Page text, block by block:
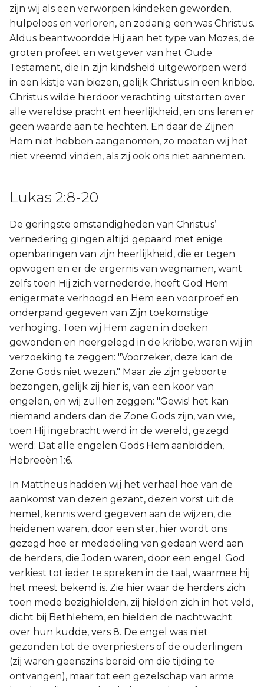
zijn wij als een verworpen kindeken geworden,
hulpeloos en verloren, en zodanig een was Christus.
Aldus beantwoordde Hij aan het type van Mozes, de
groten profeet en wetgever van het Oude
Testament, die in zijn kindsheid uitgeworpen werd
in een kistje van biezen, gelijk Christus in een kribbe.
Christus wilde hierdoor verachting uitstorten over
alle wereldse pracht en heerlijkheid, en ons leren er
geen waarde aan te hechten. En daar de Zijnen
Hem niet hebben aangenomen, zo moeten wij het
niet vreemd vinden, als zij ook ons niet aannemen.
Lukas 2:8-20
De geringste omstandigheden van Christus’
vernedering gingen altijd gepaard met enige
openbaringen van zijn heerlijkheid, die er tegen
opwogen en er de ergernis van wegnamen, want
zelfs toen Hij zich vernederde, heeft God Hem
enigermate verhoogd en Hem een voorproef en
onderpand gegeven van Zijn toekomstige
verhoging. Toen wij Hem zagen in doeken
gewonden en neergelegd in de kribbe, waren wij in
verzoeking te zeggen: "Voorzeker, deze kan de
Zone Gods niet wezen." Maar zie zijn geboorte
bezongen, gelijk zij hier is, van een koor van
engelen, en wij zullen zeggen: "Gewis! het kan
niemand anders dan de Zone Gods zijn, van wie,
toen Hij ingebracht werd in de wereld, gezegd
werd: Dat alle engelen Gods Hem aanbidden,
Hebreeën 1:6.
In Mattheüs hadden wij het verhaal hoe van de
aankomst van dezen gezant, dezen vorst uit de
hemel, kennis werd gegeven aan de wijzen, die
heidenen waren, door een ster, hier wordt ons
gezegd hoe er mededeling van gedaan werd aan
de herders, die Joden waren, door een engel. God
verkiest tot ieder te spreken in de taal, waarmee hij
het meest bekend is. Zie hier waar de herders zich
toen mede bezighielden, zij hielden zich in het veld,
dicht bij Bethlehem, en hielden de nachtwacht
over hun kudde, vers 8. De engel was niet
gezonden tot de overpriesters of de ouderlingen
(zij waren geenszins bereid om die tijding te
ontvangen), maar tot een gezelschap van arme